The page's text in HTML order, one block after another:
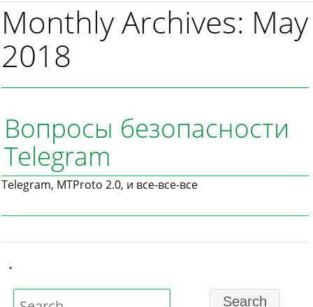
Monthly Archives: May
2018
Вопросы безопасности
Telegram
Telegram, MTProto 2.0, и все-все-все